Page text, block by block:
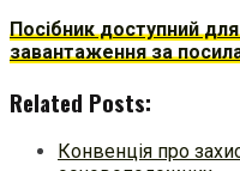
Посібник доступний
завантаження за
Related Posts:
Конвенція про